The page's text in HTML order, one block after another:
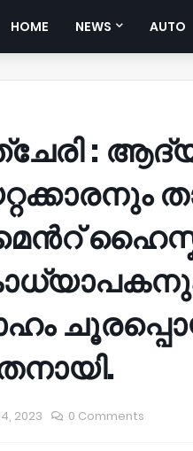
HOME NEWS AUTO
:
2023 0 Comments